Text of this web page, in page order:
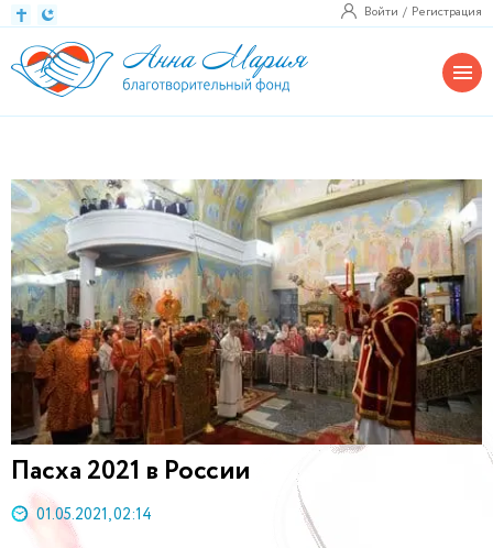
Войти Регистрация
Пасха 2021 в России
01.05.2021, 02:14